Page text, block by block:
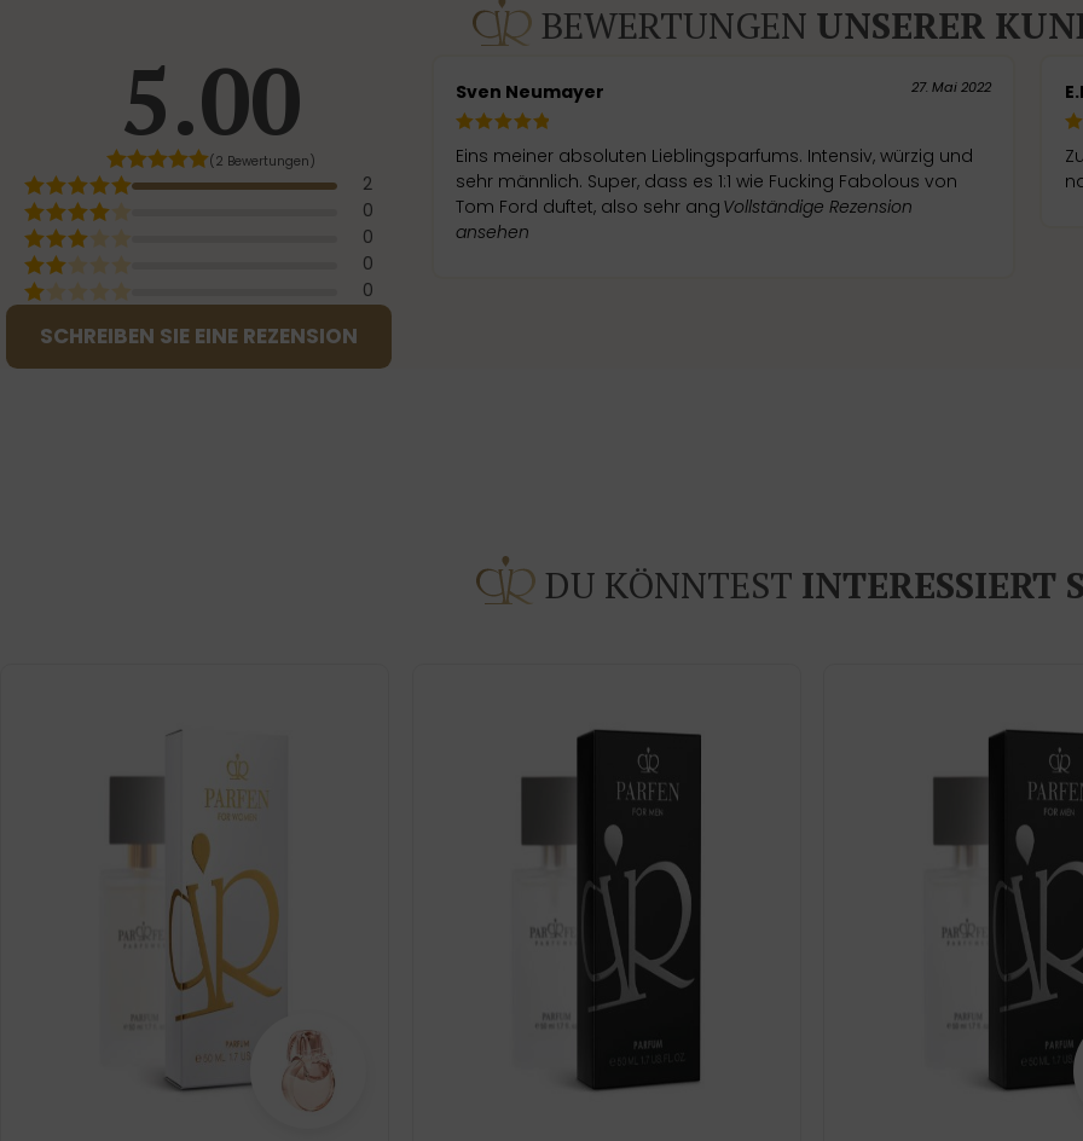
BEWERTUNGEN UNSERER
5.00
(2 Bewertungen)
2
0
0
0
0
SCHREIBEN SIE EINE REZENSION
Sven Neumayer 27. Mai 2022
Eins meiner absoluten Lieblingsparfums. Intensiv, würzig und
sehr männlich. Super, dass es 1:1 wie Fucking Fabolous von
Tom Ford duftet, also sehr ang Vollständige Rezension
ansehen
DU KÖNNTEST INTERESSIERT